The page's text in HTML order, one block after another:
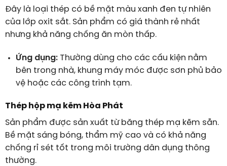
Đây là loại thép có bề mặt màu xanh đen tự nhiên
của lớp oxit sắt. Sản phẩm có giá thành rẻ nhất
nhưng khả năng chống ăn mòn thấp.
Ứng dụng:Thường dùng cho các cấu kiện nằm
bên trong nhà, khung máy móc được sơn phủ bảo
vệ hoặc các công trình tạm.
Thép hộp mạ kẽm Hòa Phát
Sản phẩm được sản xuất từ băng thép mạ kẽm sẵn.
Bề mặt sáng bóng, thẩm mỹ cao và có khả năng
chống rỉ sét tốt trong môi trường dân dụng thông
thường.